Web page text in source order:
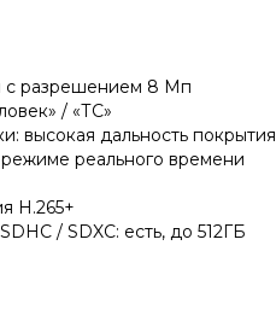
с разрешением 8 Мп
/ «ТС»
высокая дальность покрытия
реального времени
H.265+
/ SDXC: есть, до 512ГБ